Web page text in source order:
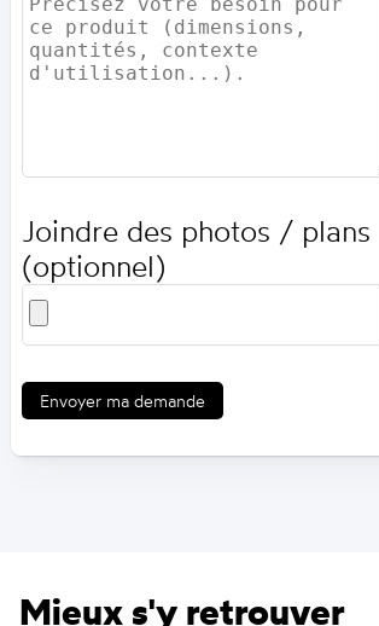
Joindre des photos / plans
(optionnel)
Envoyer ma demande
Mieux s'y retrouver